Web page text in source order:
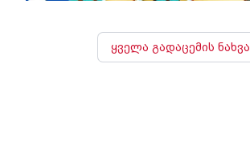
ყველა გადაცემის ნახვა